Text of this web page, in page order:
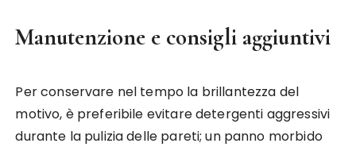
Manutenzione e consigli aggiuntivi
Per conservare nel tempo la brillantezza del
motivo, è preferibile evitare detergenti aggressivi
durante la pulizia delle pareti; un panno morbido